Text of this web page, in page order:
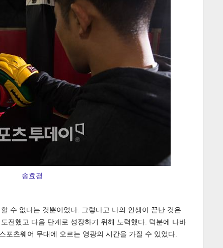
송효경
수 없다는 것뿐이었다. 그렇다고 나의 인생이 끝난 것은
전했고 다음 단계로 성장하기 위해 노력했다. 덕분에 나바
포츠웨어 무대에 오르는 영광의 시간을 가질 수 있었다.